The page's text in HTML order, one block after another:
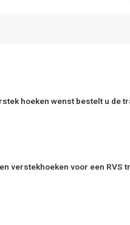
hoeken wenst bestelt u de
verstekhoeken voor een